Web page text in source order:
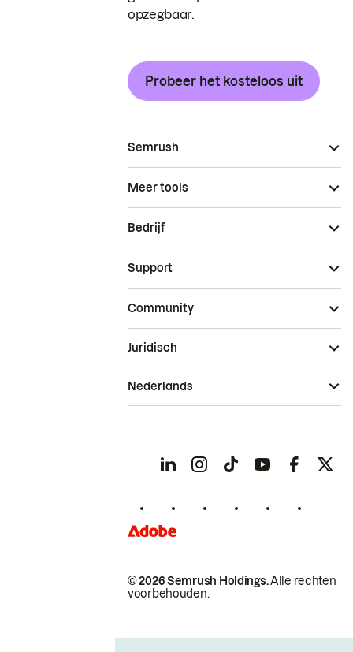
opzegbaar.
Probeer het kosteloos uit
Semrush
Meer tools
Bedrijf
Support
Community
© 2026 Semrush Holdings.Alle rechten
voorbehouden.
Juridisch
Nederlands